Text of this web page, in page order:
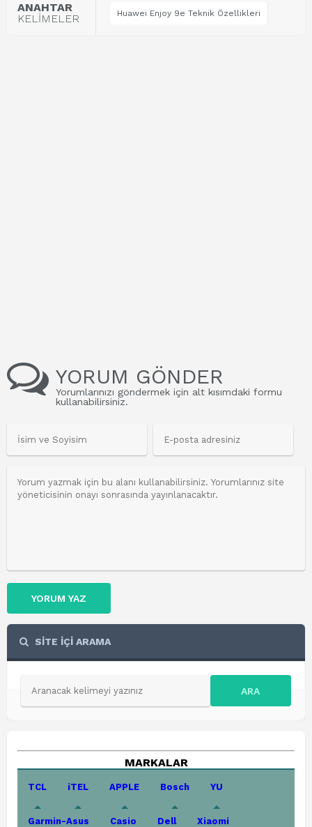
ANAHTAR
KELİMELER
Huawei Enjoy 9e Teknik Özellikleri
YORUM GÖNDER
Yorumlarınızı göndermek için alt kısımdaki formu
kullanabilirsiniz.
YORUM YAZ
SİTE İÇİ ARAMA
ARA
MARKALAR
TCL iTEL APPLE Bosch YU
Garmin-Asus Casio Dell Xiaomi